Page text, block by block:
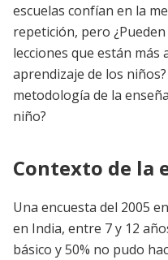
escuelas confían en la
repetición, pero
lecciones que están más
aprendizaje de los
metodología de la
niño?
Contexto de la
Una encuesta del 2005
en India, entre 7 y 12
básico y 50% no pudo